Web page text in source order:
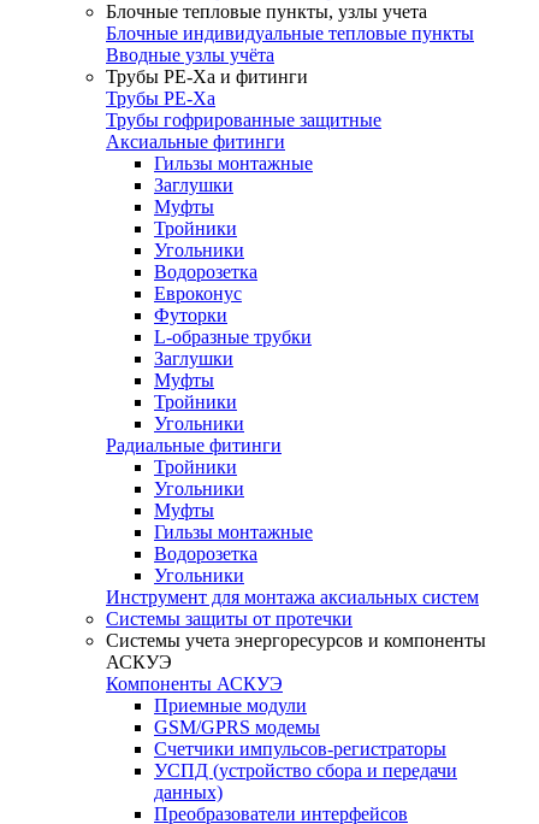
Блочные тепловые пункты, узлы учета
Блочные индивидуальные тепловые пункты
Вводные узлы учёта
Трубы РЕ-Ха и фитинги
Трубы РЕ-Ха
Трубы гофрированные защитные
Аксиальные фитинги
Гильзы монтажные
Заглушки
Муфты
Тройники
Угольники
Водорозетка
Евроконус
Футорки
L-образные трубки
Заглушки
Муфты
Тройники
Угольники
Радиальные фитинги
Тройники
Угольники
Муфты
Гильзы монтажные
Водорозетка
Угольники
Инструмент для монтажа аксиальных систем
Системы защиты от протечки
Системы учета энергоресурсов и компоненты
АСКУЭ
Компоненты АСКУЭ
Приемные модули
GSM/GPRS модемы
Счетчики импульсов-регистраторы
УСПД (устройство сбора и передачи
данных)
Преобразователи интерфейсов